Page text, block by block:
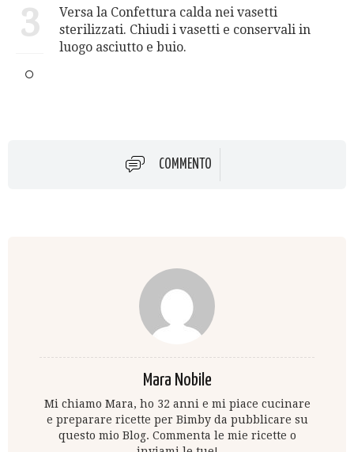
3
Versa la Confettura calda nei vasetti
sterilizzati. Chiudi i vasetti e conservali in
luogo asciutto e buio.
COMMENTO
Mara Nobile
Mi chiamo Mara, ho 32 anni e mi piace cucinare
e preparare ricette per Bimby da pubblicare su
questo mio Blog. Commenta le mie ricette o